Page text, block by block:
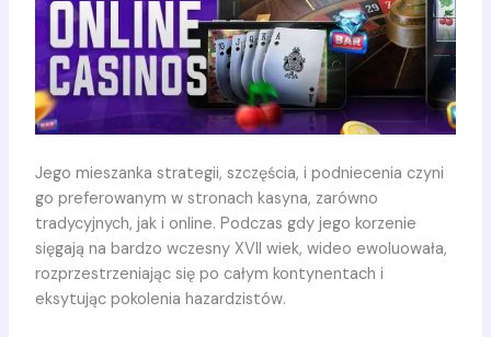
Jego mieszanka strategii, szczęścia, i podniecenia czyni
go preferowanym w stronach kasyna, zarówno
tradycyjnych, jak i online. Podczas gdy jego korzenie
sięgają na bardzo wczesny XVII wiek, wideo ewoluowała,
rozprzestrzeniając się po całym kontynentach i
eksytując pokolenia hazardzistów.